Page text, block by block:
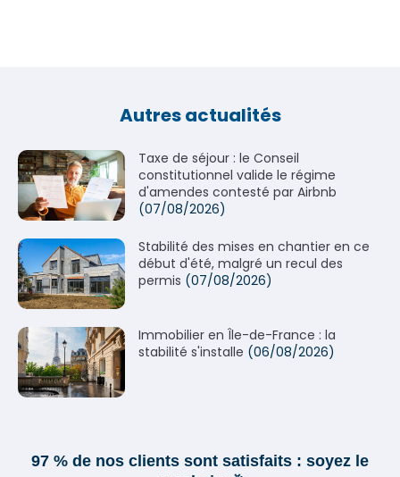
Autres actualités
Taxe de séjour : le Conseil
constitutionnel valide le régime
d'amendes contesté par Airbnb
(07/08/2026)
Stabilité des mises en chantier en ce
début d'été, malgré un recul des
permis (07/08/2026)
Immobilier en Île-de-France : la
stabilité s'installe (06/08/2026)